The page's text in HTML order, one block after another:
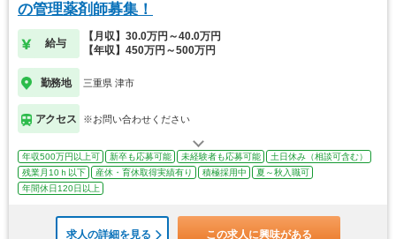
の管理薬剤師募集！
給与
【月収】30.0万円～40.0万円
【年収】450万円～500万円
勤務地 三重県 津市
アクセス ※お問い合わせください
年収500万円以上可 新卒も応募可能 未経験者も応募可能
土日休み（相談可含む）
残業月10ｈ以下
産休・育休取得実績有り 積極採用中
夏～秋入職可
年間休日120日以上
求人の詳細を見る この求人に興味がある